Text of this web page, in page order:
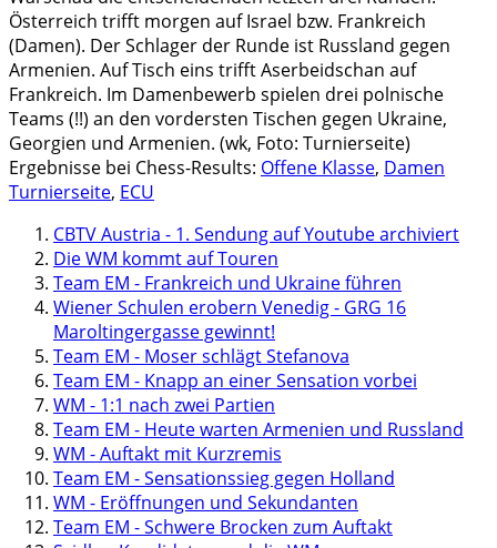
Österreich trifft morgen auf Israel bzw. Frankreich
(Damen). Der Schlager der Runde ist Russland gegen
Armenien. Auf Tisch eins trifft Aserbeidschan auf
Frankreich. Im Damenbewerb spielen drei polnische
Teams (!!) an den vordersten Tischen gegen Ukraine,
Georgien und Armenien. (wk, Foto: Turnierseite)
Ergebnisse bei Chess-Results: Offene Klasse, Damen
Turnierseite, ECU
CBTV Austria - 1. Sendung auf Youtube archiviert
Die WM kommt auf Touren
Team EM - Frankreich und Ukraine führen
Wiener Schulen erobern Venedig - GRG 16
Maroltingergasse gewinnt!
Team EM - Moser schlägt Stefanova
Team EM - Knapp an einer Sensation vorbei
WM - 1:1 nach zwei Partien
Team EM - Heute warten Armenien und Russland
WM - Auftakt mit Kurzremis
Team EM - Sensationssieg gegen Holland
WM - Eröffnungen und Sekundanten
Team EM - Schwere Brocken zum Auftakt